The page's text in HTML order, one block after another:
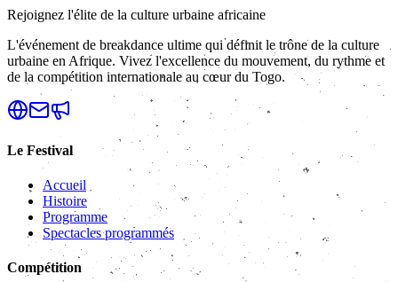
Rejoignez l'élite de la culture urbaine africaine
L'événement de breakdance ultime qui définit le trône de la culture
urbaine en Afrique. Vivez l'excellence du mouvement, du rythme et
de la compétition internationale au cœur du Togo.
Le Festival
Accueil
Histoire
Programme
Spectacles programmés
Compétition